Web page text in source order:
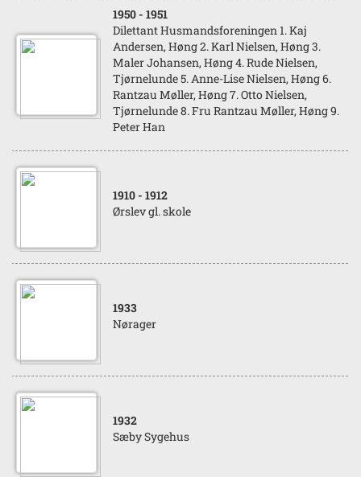
1950 - 1951
Dilettant Husmandsforeningen 1. Kaj
Andersen, Høng 2. Karl Nielsen, Høng 3.
Maler Johansen, Høng 4. Rude Nielsen,
Tjørnelunde 5. Anne-Lise Nielsen, Høng 6.
Rantzau Møller, Høng 7. Otto Nielsen,
Tjørnelunde 8. Fru Rantzau Møller, Høng 9.
Peter Han
1910 - 1912
Ørslev gl. skole
1933
Nørager
1932
Sæby Sygehus